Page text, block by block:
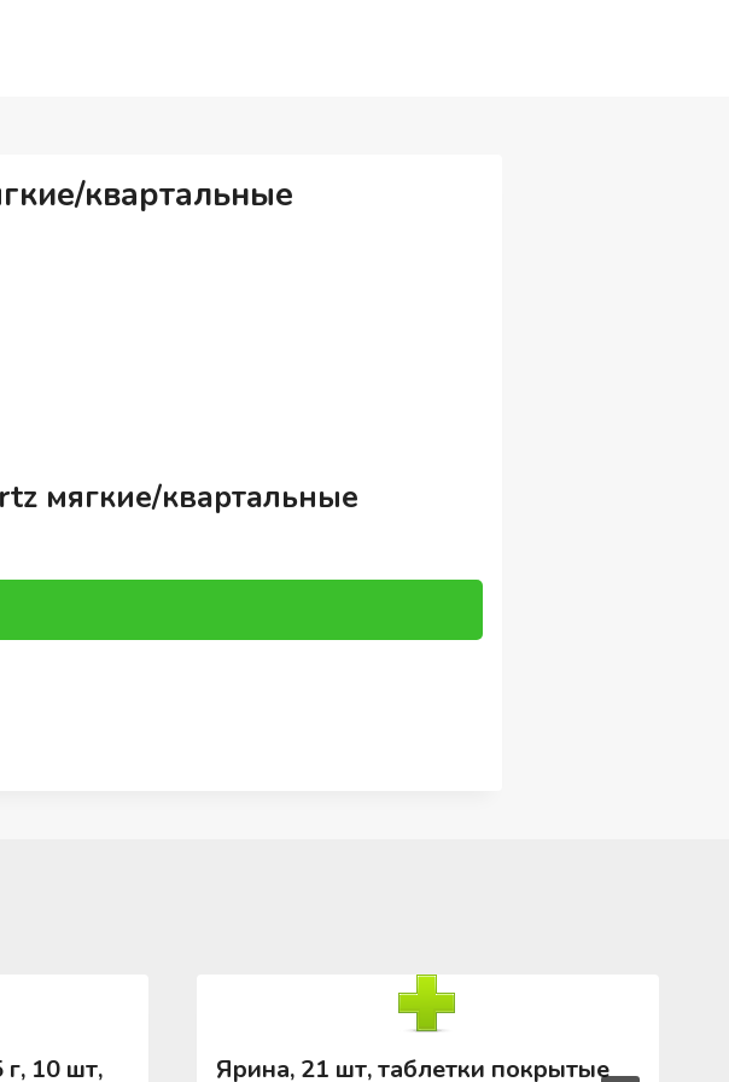
квартальные
мягкие/квартальные
10 шт, Ярина, 21 шт, таблетки покрытые